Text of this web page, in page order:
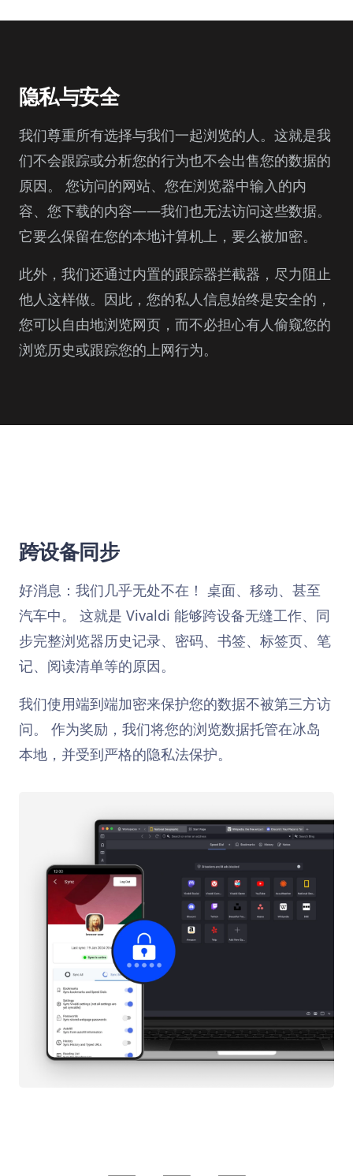
隐私与安全
我们尊重所有选择与我们一起浏览的人。这就是我
们不会跟踪或分析您的行为也不会出售您的数据的
原因。 您访问的网站、您在浏览器中输入的内
容、您下载的内容——我们也无法访问这些数据。
它要么保留在您的本地计算机上，要么被加密。
此外，我们还通过内置的跟踪器拦截器，尽力阻止
他人这样做。因此，您的私人信息始终是安全的，
您可以自由地浏览网页，而不必担心有人偷窥您的
浏览历史或跟踪您的上网行为。
跨设备同步
好消息：我们几乎无处不在！ 桌面、移动、甚至
汽车中。 这就是 Vivaldi 能够跨设备无缝工作、同
步完整浏览器历史记录、密码、书签、标签页、笔
记、阅读清单等的原因。
我们使用端到端加密来保护您的数据不被第三方访
问。 作为奖励，我们将您的浏览数据托管在冰岛
本地，并受到严格的隐私法保护。